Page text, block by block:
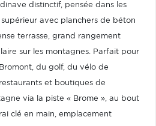
distinctif, pensée dans les
avec planchers de béton
terrasse, grand rangement
sur les montagnes. Parfait pour
du golf, du vélo de
et boutiques de
via la piste « Brome », au bout
clé en main, emplacement